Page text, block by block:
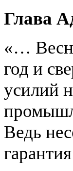
Глава
«…
год и
усилий
Ведь